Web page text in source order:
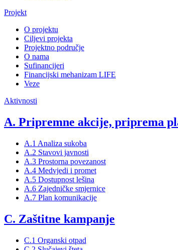
Projekt
O projektu
Ciljevi projekta
Projektno područje
O nama
Sufinancijeri
Financijski mehanizam LIFE
Veze
Aktivnosti
A. Pripremne akcije, priprema
A.1 Analiza sukoba
A.2 Stavovi javnosti
A.3 Prostorna povezanost
A.4 Medvjedi i promet
A.5 Dostupnost lešina
A.6 Zajedničke smjernice
A.7 Plan komunikacije
C. Zaštitne kampanje
C.1 Organski otpad